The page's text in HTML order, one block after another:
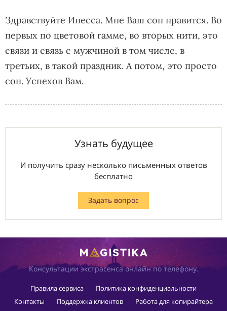
Здравствуйте Инесса. Мне Ваш сон нравится. Во
первых по цветовой гамме, во вторых нити, это
связи и связь с мужчиной в том числе, в
третьих, в такой праздник. А потом, это просто
сон. Успехов Вам.
Узнать будущее
И получить сразу несколько письменных ответов
бесплатно
Задать вопрос
Консультации экстрасенса онлайн по телефону.
Правила сервиса
Политика конфиденциальности
Контакты
Поддержка клиентов
Работа для копирайтера